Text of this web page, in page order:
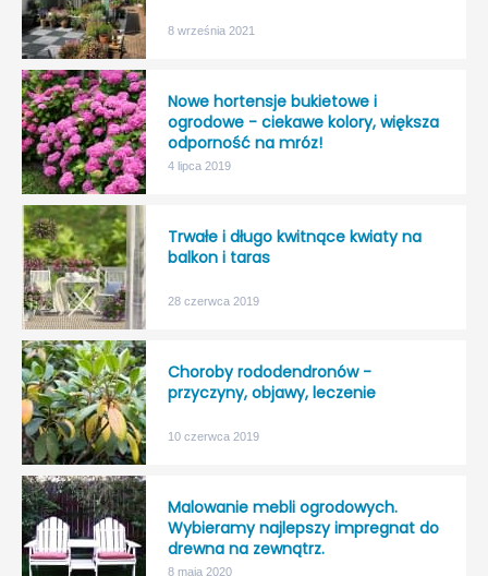
8 września 2021
Nowe hortensje bukietowe i
ogrodowe - ciekawe kolory, większa
odporność na mróz!
4 lipca 2019
Trwałe i długo kwitnące kwiaty na
balkon i taras
28 czerwca 2019
Choroby rododendronów -
przyczyny, objawy, leczenie
10 czerwca 2019
Malowanie mebli ogrodowych.
Wybieramy najlepszy impregnat do
drewna na zewnątrz.
8 maja 2020